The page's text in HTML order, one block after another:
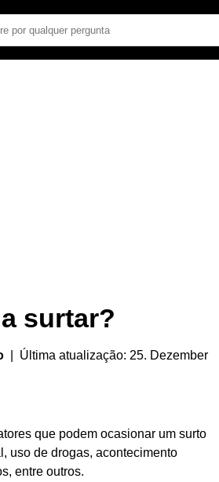
surtar?
| Última atualização: 25. Dezember
que podem ocasionar um surto
uso de drogas, acontecimento
entre outros.